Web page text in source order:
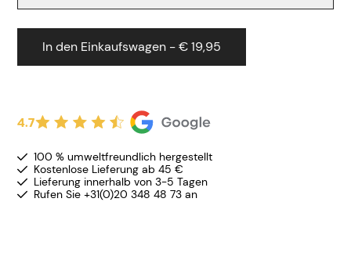
In den Einkaufswagen - € 19,95
4.7
100 % umweltfreundlich hergestellt
Kostenlose Lieferung ab 45 €
Lieferung innerhalb von 3-5 Tagen
Rufen Sie +31(0)20 348 48 73 an